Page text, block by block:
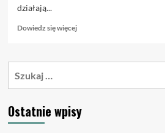
działają...
Dowiedz się więcejDowiedz
o
zasada
działania
Ostatnie wpisy